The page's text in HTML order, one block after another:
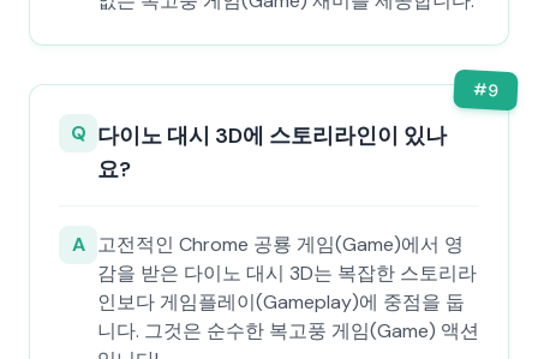
#9
Q 다이노 대시 3D에 스토리라인이 있나
요?
A 고전적인 Chrome 공룡 게임(Game)에서 영
감을 받은 다이노 대시 3D는 복잡한 스토리라
인보다 게임플레이(Gameplay)에 중점을 둡
니다. 그것은 순수한 복고풍 게임(Game) 액션